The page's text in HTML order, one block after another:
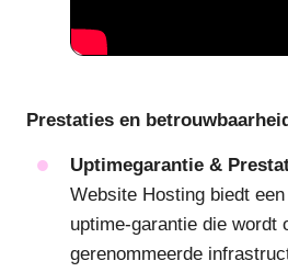
Prestaties en
Uptimegarantie &
Website Hosting biedt
uptime-garantie die wordt
gerenommeerde